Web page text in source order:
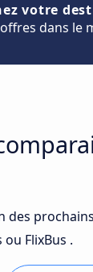
votre
dans le
des
ou FlixBus .